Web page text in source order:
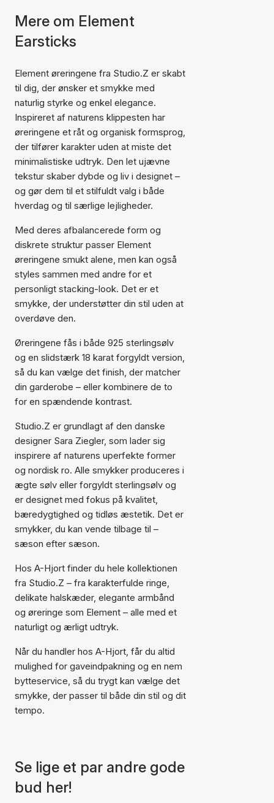
Varen er tilføjet til kurven
Mere om Element
Earsticks
Element øreringene fra Studio.Z er skabt
til dig, der ønsker et smykke med
naturlig styrke og enkel elegance.
Inspireret af naturens klippesten har
øreringene et råt og organisk formsprog,
der tilfører karakter uden at miste det
minimalistiske udtryk. Den let ujævne
tekstur skaber dybde og liv i designet –
og gør dem til et stilfuldt valg i både
hverdag og til særlige lejligheder.
Med deres afbalancerede form og
diskrete struktur passer Element
øreringene smukt alene, men kan også
styles sammen med andre for et
personligt stacking-look. Det er et
smykke, der understøtter din stil uden at
overdøve den.
Øreringene fås i både 925 sterlingsølv
og en slidstærk 18 karat forgyldt version,
så du kan vælge det finish, der matcher
din garderobe – eller kombinere de to
for en spændende kontrast.
Studio.Z er grundlagt af den danske
designer Sara Ziegler, som lader sig
inspirere af naturens uperfekte former
og nordisk ro. Alle smykker produceres i
ægte sølv eller forgyldt sterlingsølv og
er designet med fokus på kvalitet,
bæredygtighed og tidløs æstetik. Det er
smykker, du kan vende tilbage til –
sæson efter sæson.
Hos A-Hjort finder du hele kollektionen
fra Studio.Z – fra karakterfulde ringe,
delikate halskæder, elegante armbånd
og øreringe som Element – alle med et
naturligt og ærligt udtryk.
Når du handler hos A-Hjort, får du altid
mulighed for gaveindpakning og en nem
bytteservice, så du trygt kan vælge det
smykke, der passer til både din stil og dit
tempo.
Se lige et par andre gode
bud her!